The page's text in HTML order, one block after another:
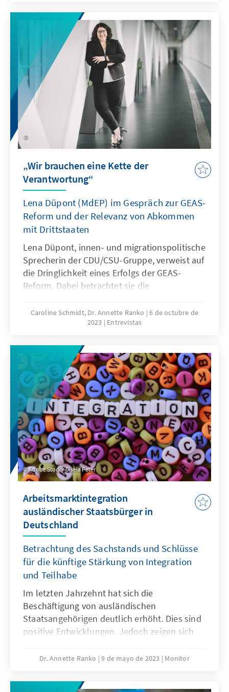
„Wir brauchen eine Kette der
Verantwortung“
Lena Düpont (MdEP) im Gespräch zur GEAS-
Reform und der Relevanz von Abkommen
mit Drittstaaten
Lena Düpont, innen- und migrationspolitische
Sprecherin der CDU/CSU-Gruppe, verweist auf
die Dringlichkeit eines Erfolgs der GEAS-
Reform. Dabei betrachtet sie die
Transitstaaten als Teil einer „Kette der
Verantwortung“.
Caroline Schmidt, Dr. Annette Ranko
6 de octubre de
2023
Entrevistas
Adobe Stock / Gisela Peter
Arbeitsmarktintegration
ausländischer Staatsbürger in
Deutschland
Betrachtung des Sachstands und Schlüsse
für die künftige Stärkung von Integration
und Teilhabe
Im letzten Jahrzehnt hat sich die
Beschäftigung von ausländischen
Staatsangehörigen deutlich erhöht. Dies sind
positive Entwicklungen. Jedoch zeigen sich
Staatsbürger überproportional oft in Helfer-
überproportional oft SGB-II. Sie sind somit
Dr. Annette Ranko 9 de mayo de 2023 Monitor